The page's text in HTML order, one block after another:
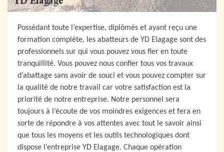
Possédant toute l’expertise, diplômés et ayant reçu une
formation complète, les abatteurs de YD Elagage sont des
professionnels sur qui vous pouvez vous fier en toute
tranquillité. Vous pouvez nous confier tous vos travaux
d’abattage sans avoir de souci et vous pouvez compter sur
la qualité de notre travail car votre satisfaction est la
priorité de notre entreprise. Notre personnel sera
toujours à l’écoute de vos moindres exigences et fera en
sorte de répondre à vos attentes avec tout le savoir ainsi
que tous les moyens et les outils technologiques dont
dispose l’entreprise YD Elagage. Chaque opération